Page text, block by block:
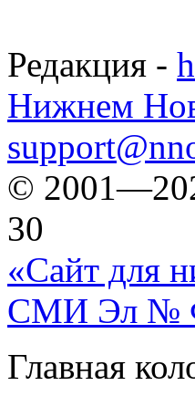
Редакция -
Нижнем
©
30
«Сайт для
СМИ Эл №
Главная